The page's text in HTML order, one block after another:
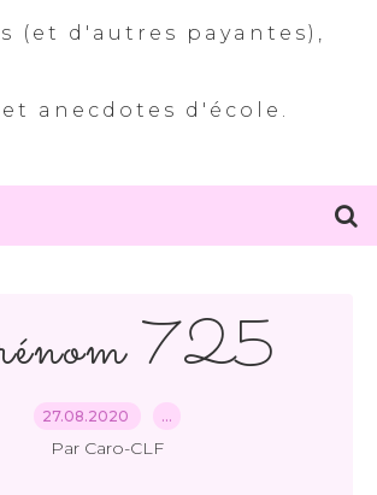
(et d'autres payantes),
et anecdotes d'école.
725
27.08.2020 …
Par Caro-CLF